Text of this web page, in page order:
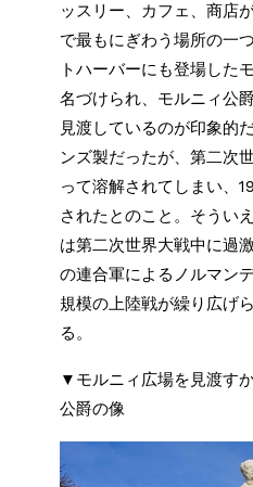
ッスリー、カフェ、商店
で最もにぎわう場所の一
トハーバーにも登場した
名づけられ、モルニィ公
見渡しているのが印象的
ンズ製だったが、第二次
って溶解されてしまい、
されたとのこと。そうい
は第二次世界大戦中に過
の連合軍によるノルマン
規模の上陸戦が繰り広げ
る。
▼モルニィ広場を見渡す
公爵の像